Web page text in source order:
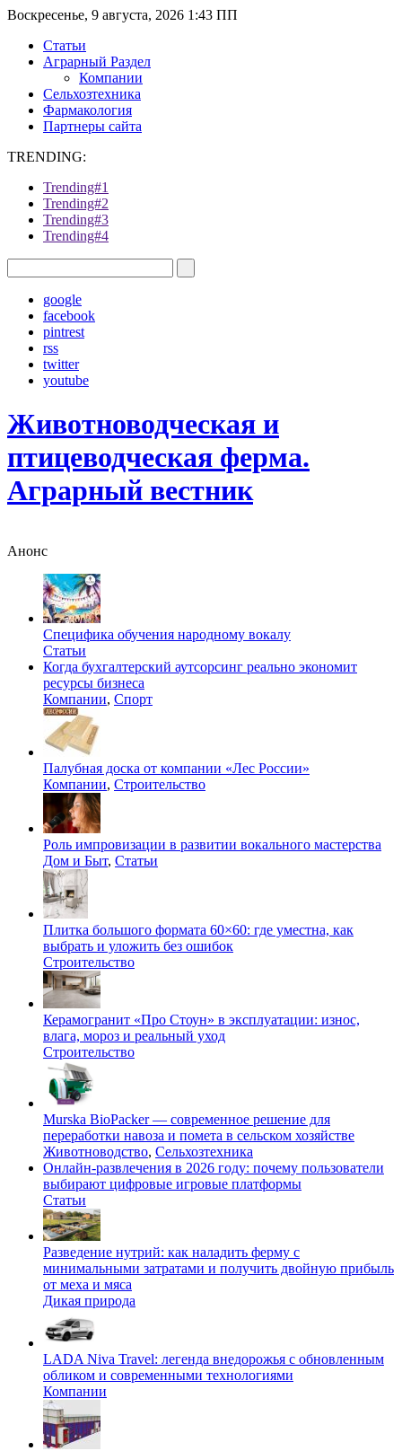
Воскресенье, 9 августа, 2026 1:43 ПП
Статьи
Аграрный Раздел
Компании
Сельхозтехника
Фармакология
Партнеры сайта
TRENDING:
Trending#1
Trending#2
Trending#3
Trending#4
google
facebook
pintrest
rss
twitter
youtube
Животноводческая и
птицеводческая ферма.
Аграрный вестник
Анонс
Специфика обучения народному вокалу
Статьи
Когда бухгалтерский аутсорсинг реально экономит
ресурсы бизнеса
Компании, Спорт
Палубная доска от компании «Лес России»
Компании, Строительство
Роль импровизации в развитии вокального мастерства
Дом и Быт, Статьи
Плитка большого формата 60×60: где уместна, как
выбрать и уложить без ошибок
Строительство
Керамогранит «Про Стоун» в эксплуатации: износ,
влага, мороз и реальный уход
Строительство
Murska BioPacker — современное решение для
переработки навоза и помета в сельском хозяйстве
Животноводство, Сельхозтехника
Онлайн-развлечения в 2026 году: почему пользователи
выбирают цифровые игровые платформы
Статьи
Разведение нутрий: как наладить ферму с
минимальными затратами и получить двойную прибыль
от меха и мяса
Дикая природа
LADA Niva Travel: легенда внедорожья с обновленным
обликом и современными технологиями
Компании